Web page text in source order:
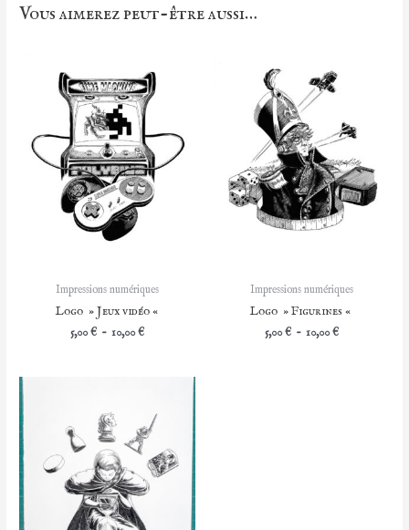
Vous aimerez peut-être aussi…
Impressions numériques
Logo » Jeux vidéo «
5,00€ – 10,00€Plage
Impressions numériques
Logo » Figurines «
5,00€ – 10,00€Plage